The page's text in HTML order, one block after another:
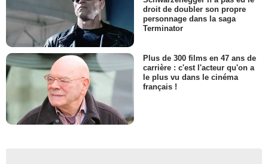
droit de doubler son propre
personnage dans la saga
Terminator
Plus de 300 films en 47 ans de
carrière : c'est l'acteur qu'on a
le plus vu dans le cinéma
français !